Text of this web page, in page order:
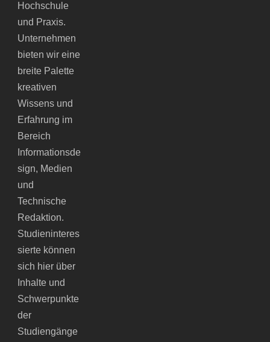
Hochschule
und Praxis.
Unternehmen
bieten wir eine
breite Palette
kreativen
Wissens und
Erfahrung im
Bereich
Informationsde
sign, Medien
und
Technische
Redaktion.
Studieninteres
sierte können
sich hier über
Inhalte und
Schwerpunkte
der
Studiengänge